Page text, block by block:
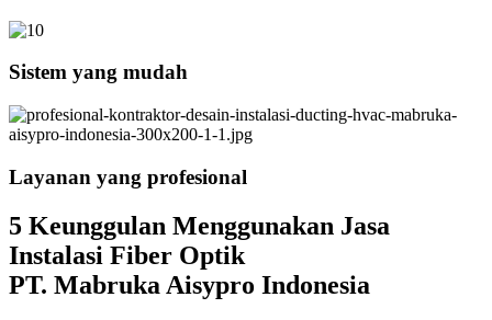
Sistem yang mudah
Layanan yang profesional
5 Keunggulan Menggunakan Jasa
Instalasi Fiber Optik
PT. Mabruka Aisypro Indonesia